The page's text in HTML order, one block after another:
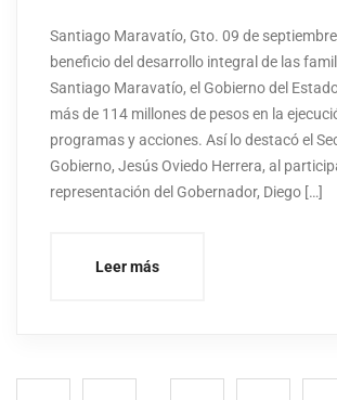
Santiago Maravatío, Gto. 09 de
beneficio del desarrollo integral de las
Santiago Maravatío, el Gobierno del
más de 114 millones de pesos en la
programas y acciones. Así lo destacó el
Gobierno, Jesús Oviedo Herrera, al
representación del Gobernador, Diego […]
Leer más